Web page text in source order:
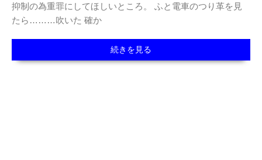
抑制の為重罪にしてほしいところ。 ふと電車のつり革を見
たら………吹いた 確か
続きを見る